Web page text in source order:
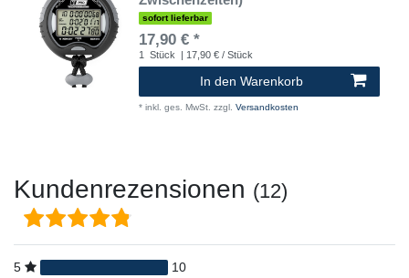
sofort lieferbar
17,90 € *
1 Stück | 17,90 € / Stück
In den Warenkorb
* inkl. ges. MwSt. zzgl. Versandkosten
Kundenrezensionen (12)
5
10